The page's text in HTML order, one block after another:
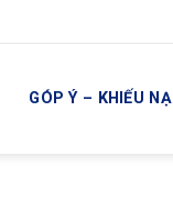
GÓP Ý – KHIẾU NẠI